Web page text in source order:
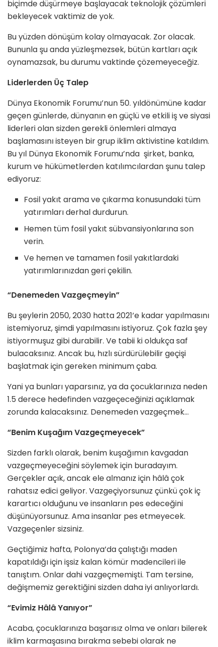
biçimde düşürmeye başlayacak teknolojik çözümleri
bekleyecek vaktimiz de yok.
Bu yüzden dönüşüm kolay olmayacak. Zor olacak.
Bununla şu anda yüzleşmezsek, bütün kartları açık
oynamazsak, bu durumu vaktinde çözemeyeceğiz.
Liderlerden Üç Talep
Dünya Ekonomik Forumu’nun 50. yıldönümüne kadar
geçen günlerde, dünyanın en güçlü ve etkili iş ve siyasi
liderleri olan sizden gerekli önlemleri almaya
başlamasını isteyen bir grup iklim aktivistine katıldım.
Bu yıl Dünya Ekonomik Forumu’nda şirket, banka,
kurum ve hükümetlerden katılımcılardan şunu talep
ediyoruz:
Fosil yakıt arama ve çıkarma konusundaki tüm
yatırımları derhal durdurun.
Hemen tüm fosil yakıt sübvansiyonlarına son
verin.
Ve hemen ve tamamen fosil yakıtlardaki
yatırımlarınızdan geri çekilin.
“Denemeden Vazgeçmeyin”
Bu şeylerin 2050, 2030 hatta 2021’e kadar yapılmasını
istemiyoruz, şimdi yapılmasını istiyoruz. Çok fazla şey
istiyormuşuz gibi durabilir. Ve tabii ki oldukça saf
bulacaksınız. Ancak bu, hızlı sürdürülebilir geçişi
başlatmak için gereken minimum çaba.
Yani ya bunları yaparsınız, ya da çocuklarınıza neden
1.5 derece hedefinden vazgeçeceğinizi açıklamak
zorunda kalacaksınız. Denemeden vazgeçmek…
“Benim Kuşağım Vazgeçmeyecek”
Sizden farklı olarak, benim kuşağımın kavgadan
vazgeçmeyeceğini söylemek için buradayım.
Gerçekler açık, ancak ele almanız için hâlâ çok
rahatsız edici geliyor. Vazgeçiyorsunuz çünkü çok iç
karartıcı olduğunu ve insanların pes edeceğini
düşünüyorsunuz. Ama insanlar pes etmeyecek.
Vazgeçenler sizsiniz.
Geçtiğimiz hafta, Polonya’da çalıştığı maden
kapatıldığı için işsiz kalan kömür madencileri ile
tanıştım. Onlar dahi vazgeçmemişti. Tam tersine,
değişmemiz gerektiğini sizden daha iyi anlıyorlardı.
“Evimiz Hâlâ Yanıyor”
Acaba, çocuklarınıza başarısız olma ve onları bilerek
iklim karmaşasına bırakma sebebi olarak ne